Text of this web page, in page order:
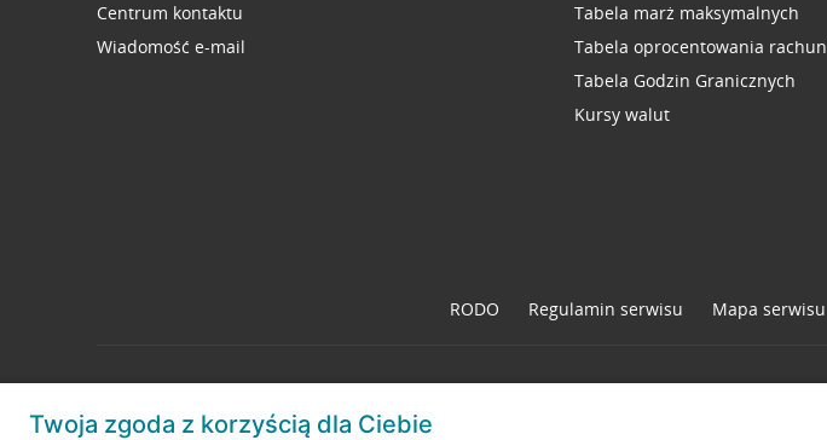
Centrum kontaktu
Wiadomość e-mail
Tabela marż maksymalnych
Tabela oprocentowania
Tabela Godzin Granicznych
Kursy walut
RODO Regulamin serwisu Mapa serwisu
Twoja zgoda z korzyścią dla Ciebie